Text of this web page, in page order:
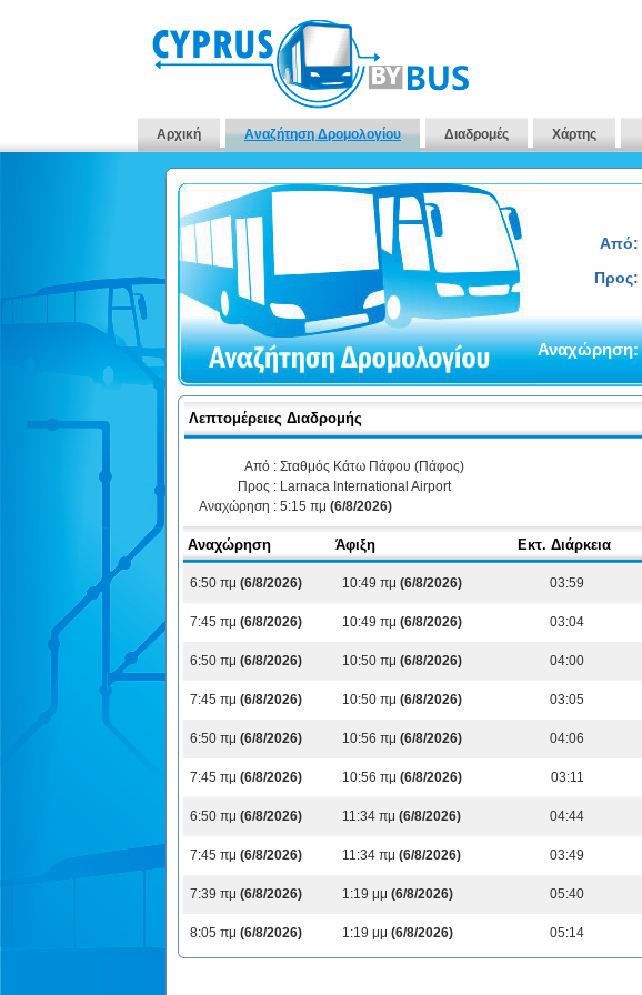
Αρχική Αναζήτηση Δρομολογίου Διαδρομές Χάρτης
Από:
Προς:
Αναχώρηση:
Λεπτομέρειες Διαδρομής
Από : Σταθμός Κάτω Πάφου (Πάφος)
Προς : Larnaca International Airport
Αναχώρηση : 5:15 πμ (6/8/2026)
Αναχώρηση Άφιξη Εκτ. Διάρκεια
6:50 πμ (6/8/2026) 10:49 πμ (6/8/2026) 03:59
7:45 πμ (6/8/2026) 10:49 πμ (6/8/2026) 03:04
6:50 πμ (6/8/2026) 10:50 πμ (6/8/2026) 04:00
7:45 πμ (6/8/2026) 10:50 πμ (6/8/2026) 03:05
6:50 πμ (6/8/2026) 10:56 πμ (6/8/2026) 04:06
7:45 πμ (6/8/2026) 10:56 πμ (6/8/2026) 03:11
6:50 πμ (6/8/2026) 11:34 πμ (6/8/2026) 04:44
7:45 πμ (6/8/2026) 11:34 πμ (6/8/2026) 03:49
7:39 πμ (6/8/2026) 1:19 μμ (6/8/2026) 05:40
8:05 πμ (6/8/2026) 1:19 μμ (6/8/2026) 05:14